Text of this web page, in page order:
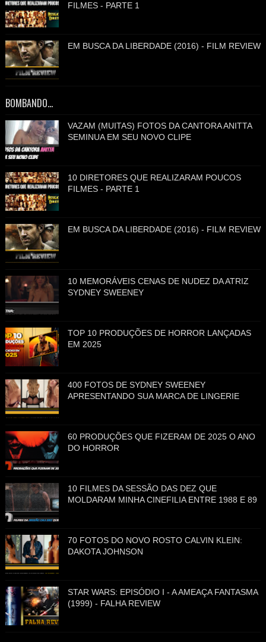
FILMES - PARTE 1
EM BUSCA DA LIBERDADE (2016) - FILM REVIEW
BOMBANDO...
VAZAM (MUITAS) FOTOS DA CANTORA ANITTA
SEMINUA EM SEU NOVO CLIPE
10 DIRETORES QUE REALIZARAM POUCOS
FILMES - PARTE 1
EM BUSCA DA LIBERDADE (2016) - FILM REVIEW
10 MEMORÁVEIS CENAS DE NUDEZ DA ATRIZ
SYDNEY SWEENEY
TOP 10 PRODUÇÕES DE HORROR LANÇADAS
EM 2025
400 FOTOS DE SYDNEY SWEENEY
APRESENTANDO SUA MARCA DE LINGERIE
60 PRODUÇÕES QUE FIZERAM DE 2025 O ANO
DO HORROR
10 FILMES DA SESSÃO DAS DEZ QUE
MOLDARAM MINHA CINEFILIA ENTRE 1988 E 89
70 FOTOS DO NOVO ROSTO CALVIN KLEIN:
DAKOTA JOHNSON
STAR WARS: EPISÓDIO I - A AMEAÇA FANTASMA
(1999) - FALHA REVIEW